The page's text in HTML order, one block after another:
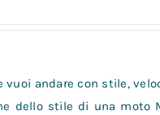
vuoi andare con stile,
dello stile di una moto